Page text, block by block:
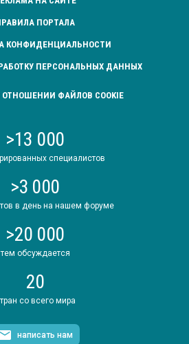
ПОРТАЛА
КОНФИДЕНЦИАЛЬНОСТИ
ПЕРСОНАЛЬНЫХ ДАННЫХ
ФАЙЛОВ COOKIE
>13 000
специалистов
>3 000
в день на нашем форуме
>20 000
тем обсуждается
20
со всего мира
написать нам